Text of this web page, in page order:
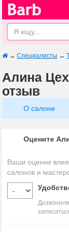
→ Специалисты →
Алина
отзыв
О салоне
Оцените
Ваши оценки
салонов и